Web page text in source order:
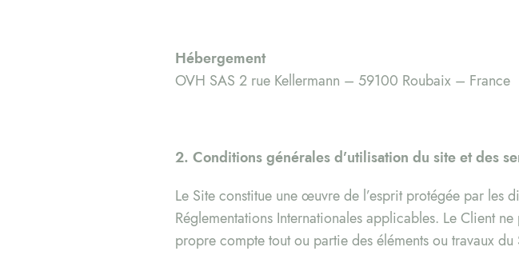
Hébergement
OVH SAS 2 rue Kellermann – 59100 Roubaix – France
2. Conditions générales d’utilisation du site et des
Le Site constitue une œuvre de l’esprit protégée par les
Réglementations Internationales applicables. Le Client
propre compte tout ou partie des éléments ou travaux du